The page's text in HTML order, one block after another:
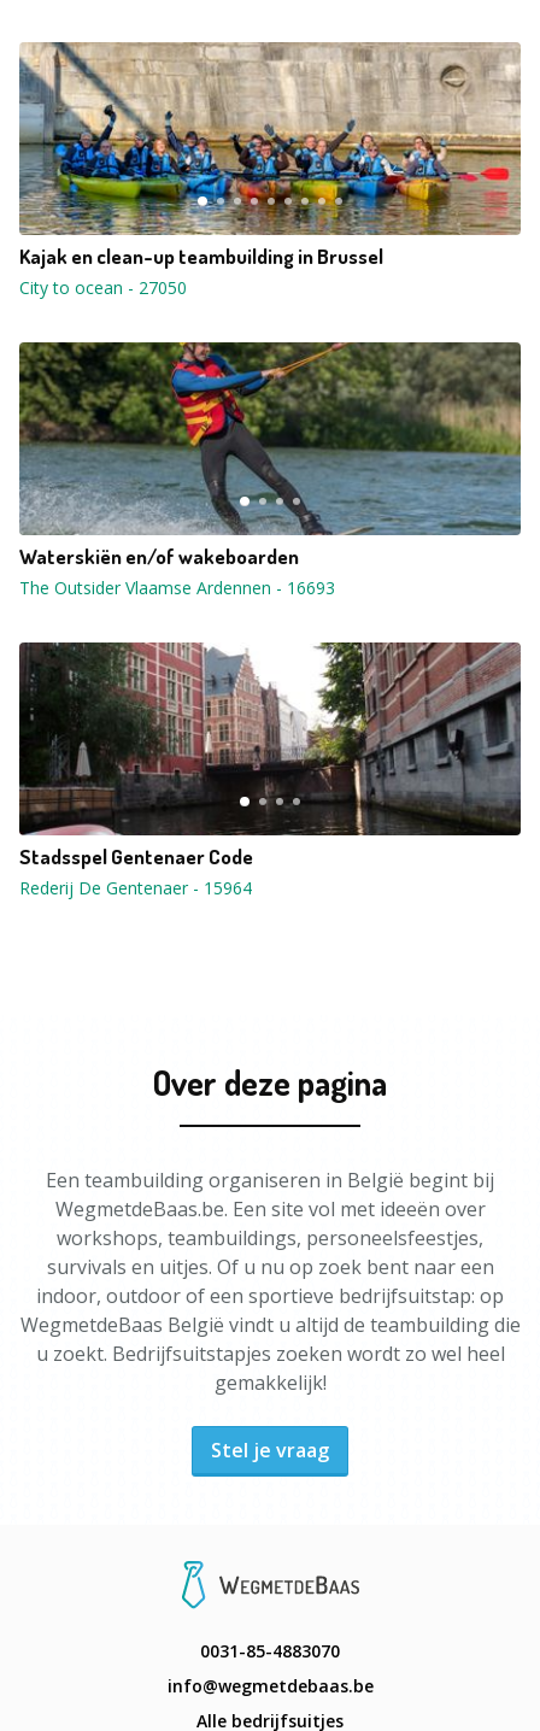
Kajak en clean-up teambuilding in Brussel
City to ocean - 27050
Waterskiën en/of wakeboarden
The Outsider Vlaamse Ardennen - 16693
Stadsspel Gentenaer Code
Rederij De Gentenaer- 15964
Over deze pagina
Een teambuilding organiseren in België begint bij
WegmetdeBaas.be. Een site vol met ideeën over
workshops, teambuildings, personeelsfeestjes,
survivals en uitjes. Of u nu op zoek bent naar een
indoor, outdoor of een sportieve bedrijfsuitstap: op
WegmetdeBaas België vindt u altijd de teambuilding die
u zoekt. Bedrijfsuitstapjes zoeken wordt zo wel heel
gemakkelijk!
Stel je vraag
0031-85-4883070
info@wegmetdebaas.be
Alle bedrijfsuitjes